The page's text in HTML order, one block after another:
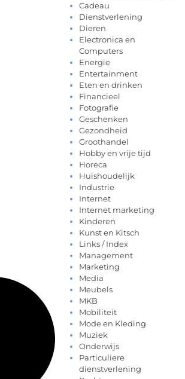
Cadeau
Dienstverlening
Dieren
Electronica en
Computers
Energie
Entertainment
Eten en drinken
Financieel
Fotografie
Geschenken
Gezondheid
Groothandel
Hobby en vrije tijd
Horeca
Huishoudelijk
Industrie
Internet
Internet marketing
Kinderen
Kunst en Kitsch
Links / Index
Management
Marketing
Media
Meubels
MKB
Mobiliteit
Mode en Kleding
Muziek
Onderwijs
Particuliere
dienstverlening